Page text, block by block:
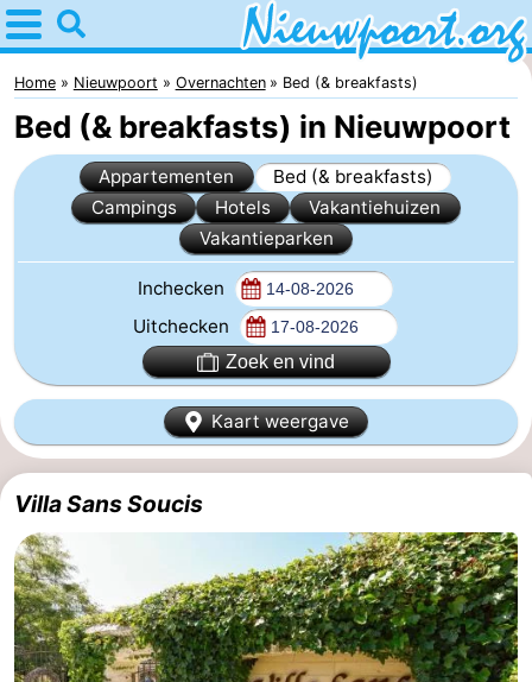
Home
Nieuwpoort
Tips
Voor
Appartementen
-
Holiday
Suites
Nieuwpoort
-
Holiday
Suites
Westende
Bed
(&
breakfasts)
Campings
Hotels
Vakantiehuizen
-
Home Nieuwpoort Overnachten Bed (& breakfasts)
Bed (& breakfasts) in Nieuwpoort
Appartementen
Bed (& breakfasts)
Campings
Hotels
Vakantiehuizen
Vakantieparken
Inchecken
Uitchecken
Zoek en vind
Kaart weergave
Villa Sans Soucis